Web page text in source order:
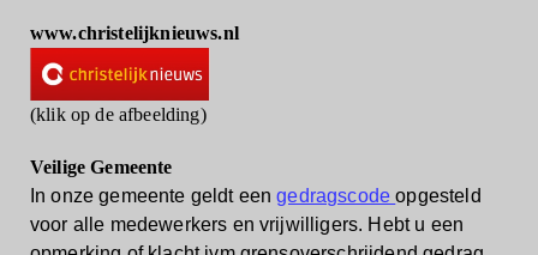
www.christelijknieuws.nl
(klik op de afbeelding)
Veilige Gemeente
In onze gemeente geldt eengedragscodeopgesteld
voor alle medewerkers en vrijwilligers. Hebt u een